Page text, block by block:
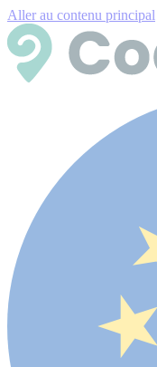
Aller au contenu principal